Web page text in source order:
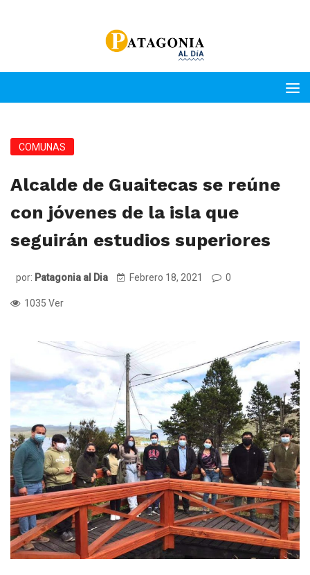
COMUNAS
Alcalde de Guaitecas se reúne
con jóvenes de la isla que
seguirán estudios superiores
por: Patagonia al Dia Febrero 18, 2021 0
1035 Ver